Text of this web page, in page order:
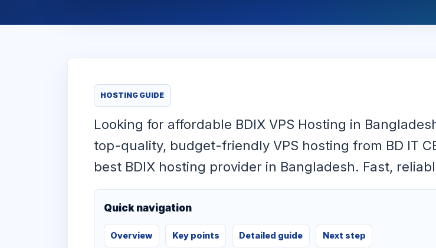
HOSTING GUIDE
Looking for affordable BDIX VPS Hosting in
top-quality, budget-friendly VPS hosting from BD IT
best BDIX hosting provider in Bangladesh. Fast,
Quick navigation
Overview Key points Detailed guide Next step